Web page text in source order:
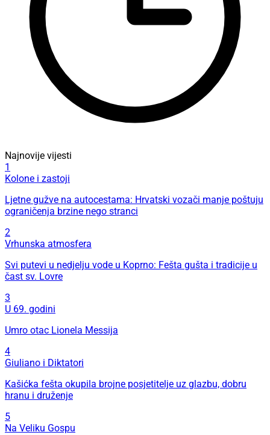
Najnovije vijesti
1
Kolone i zastoji
Ljetne gužve na autocestama: Hrvatski vozači manje poštuju
ograničenja brzine nego stranci
2
Vrhunska atmosfera
Svi putevi u nedjelju vode u Koprno: Fešta gušta i tradicije u
čast sv. Lovre
3
U 69. godini
Umro otac Lionela Messija
4
Giuliano i Diktatori
Kašićka fešta okupila brojne posjetitelje uz glazbu, dobru
hranu i druženje
5
Na Veliku Gospu